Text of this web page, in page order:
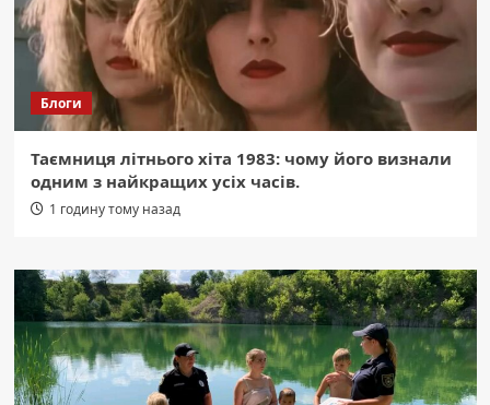
Блоги
Таємниця літнього хіта 1983: чому його визнали
одним з найкращих усіх часів.
1 годину тому назад